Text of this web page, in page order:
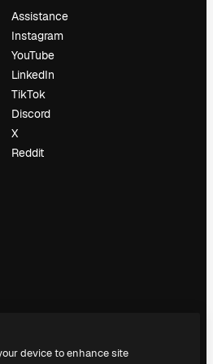
Assistance
Instagram
YouTube
LinkedIn
TikTok
Discord
X
Reddit
device to enhance site